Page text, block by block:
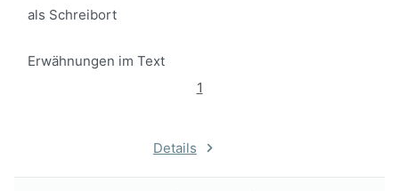
als Schreibort
Erwähnungen im Text
1
Details